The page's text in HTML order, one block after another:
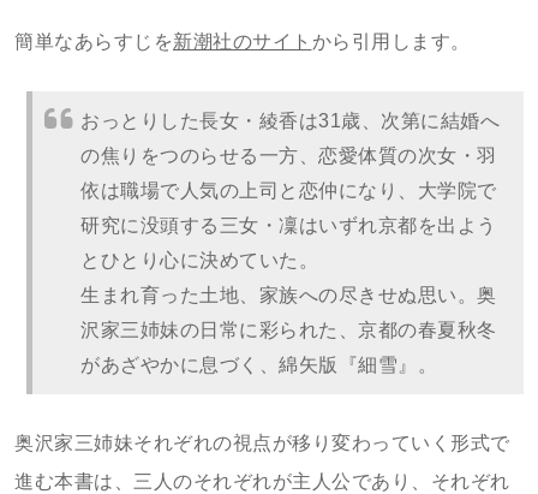
簡単なあらすじを新潮社のサイト から引用します。
おっとりした長女・綾香は31歳、次第に結婚へ
の焦りをつのらせる一方、恋愛体質の次女・羽
依は職場で人気の上司と恋仲になり、大学院で
研究に没頭する三女・凜はいずれ京都を出よう
とひとり心に決めていた。
生まれ育った土地、家族への尽きせぬ思い。奥
沢家三姉妹の日常に彩られた、京都の春夏秋冬
があざやかに息づく、綿矢版『細雪』。
奥沢家三姉妹それぞれの視点が移り変わっていく形式で
進む本書は、三人のそれぞれが主人公であり、それぞれ